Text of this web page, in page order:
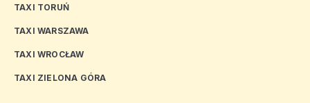
TAXI TORUŃ
TAXI WARSZAWA
TAXI WROCŁAW
TAXI ZIELONA GÓRA